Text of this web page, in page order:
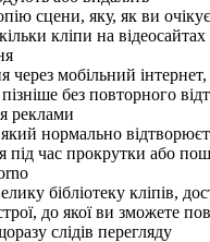
сцени, яку, як ви
кліпи на
через мобільний
без повторного
реклами
нормально
під час прокрутки або
бібліотеку кліпів,
до якої ви зможете
слідів перегляду